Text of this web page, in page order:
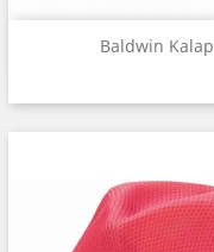
Baldwin Kalap
Előnézet